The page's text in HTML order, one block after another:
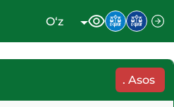
O‘z
. Asos